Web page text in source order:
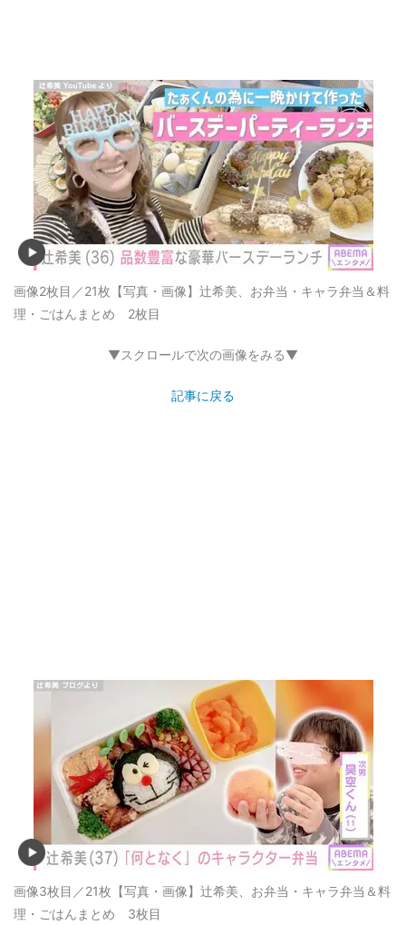
画像2枚目／21枚 【写真・画像】辻希美、お弁当・キャラ弁当＆料
理・ごはんまとめ 2枚目
▼スクロールで次の画像をみる▼
記事に戻る
画像3枚目／21枚 【写真・画像】辻希美、お弁当・キャラ弁当＆料
理・ごはんまとめ 3枚目